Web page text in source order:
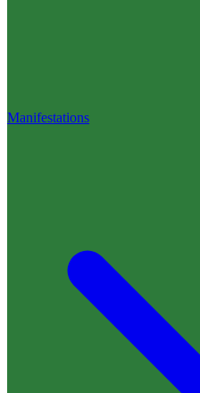
Manifestations